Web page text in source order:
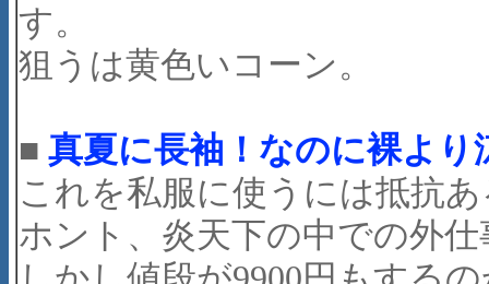
す。
狙うは黄色いコーン。
■ 真夏に長袖！なのに裸より
これを私服に使うには抵抗
ホント、炎天下の中での外